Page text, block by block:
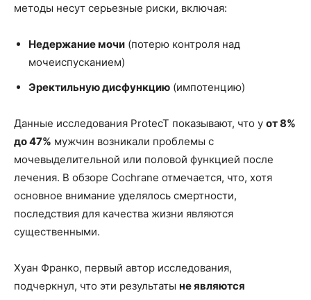
методы несут серьезные риски, включая:
Недержание мочи (потерю контроля над
мочеиспусканием)
Эректильную дисфункцию (импотенцию)
Данные исследования ProtecT показывают, что у от 8%
до 47% мужчин возникали проблемы с
мочевыделительной или половой функцией после
лечения. В обзоре Cochrane отмечается, что, хотя
основное внимание уделялось смертности,
последствия для качества жизни являются
существенными.
Хуан Франко, первый автор исследования,
подчеркнул, что эти результаты не являются